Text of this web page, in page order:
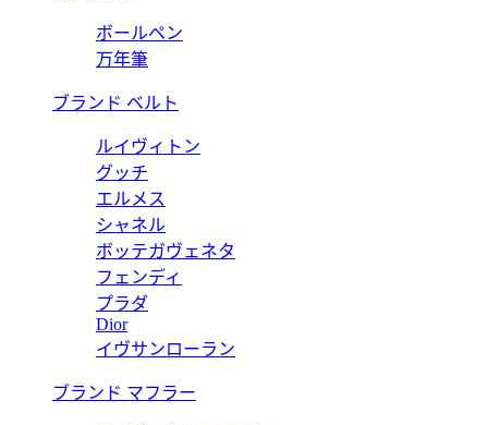
ボールペン
万年筆
ブランド ベルト
ルイヴィトン
グッチ
エルメス
シャネル
ボッテガヴェネタ
フェンディ
プラダ
Dior
イヴサンローラン
ブランド マフラー